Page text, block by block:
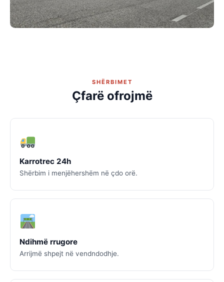
SHËRBIMET
Çfarë ofrojmë
Karrotrec 24h
Shërbim i menjëhershëm në çdo orë.
Ndihmë rrugore
Arrijmë shpejt në vendndodhje.